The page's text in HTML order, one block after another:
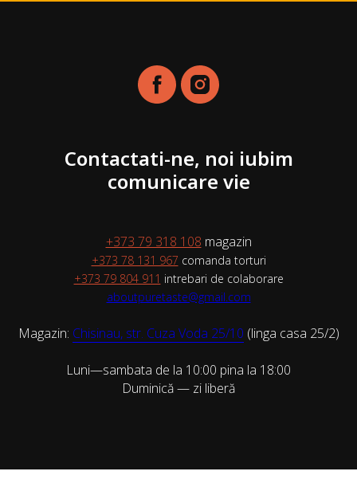
Contactati-ne, noi iubim
comunicare vie
+373 79 318 108 magazin
+373 78 131 967 comanda torturi
+373 79 804 911 intrebari de colaborare
aboutpuretaste@gmail.com
Magazin: Chisinau, str. Cuza Voda 25/10 (linga casa 25/2)
Luni—sambata de la 10:00 pina la 18:00
Duminică — zi liberă